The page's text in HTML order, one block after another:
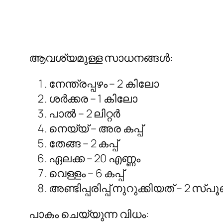
ആവശ്യമുള്ള സാധനങ്ങള്‍:
നേന്ത്രപ്പഴം – 2 കിലോ
ശർക്കര – 1 കിലോ
പാൽ – 2 ലിറ്റർ
നെയ്യ് – അര കപ്പ്‌
തേങ്ങ – 2 കപ്പ്‌
ഏലക്ക – 20 എണ്ണം
വെള്ളം – 6 കപ്പ്‌
അണ്ടിപ്പരിപ്പ് നുറുക്കിയത് – 2
പാകം ചെയ്യുന്ന വിധം: